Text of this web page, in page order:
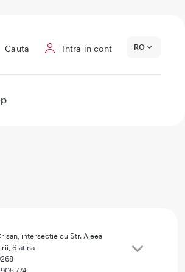
Cauta Intra in cont RO
intersectie cu Str. Aleea
Slatina